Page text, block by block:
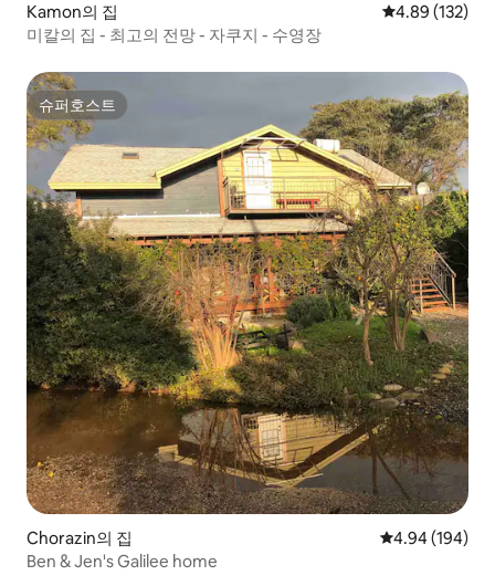
Kamon의 집 평점 4.89점(5
4.89 (132)
미칼의 집 - 최고의 전망 - 자쿠지 - 수영장
슈퍼호스트
슈퍼호스트
Chorazin의 집 평점 4.94점(5
4.94 (194)
Ben & Jen's Galilee home